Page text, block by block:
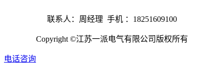
联系人：周经理 手机 ：18251609100
Copyright ©江苏一派电气有限公司版权所有
电话咨询